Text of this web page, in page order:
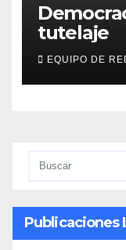
tutelaje
EQUIPO DE
Publicaciones